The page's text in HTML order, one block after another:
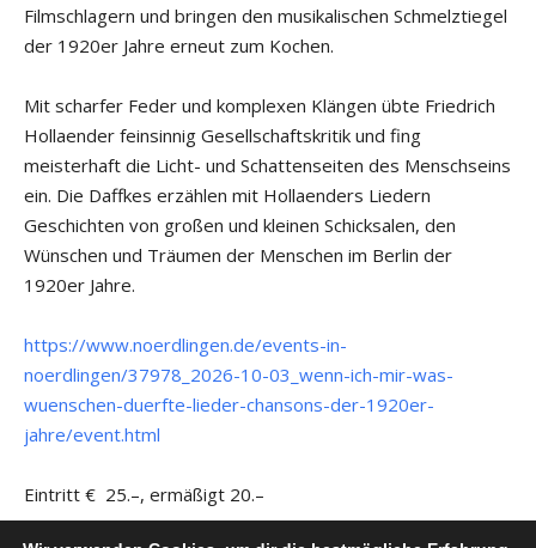
Filmschlagern und bringen den musikalischen Schmelztiegel
der 1920er Jahre erneut zum Kochen.
Mit scharfer Feder und komplexen Klängen übte Friedrich
Hollaender feinsinnig Gesellschaftskritik und fing
meisterhaft die Licht- und Schattenseiten des Menschseins
ein. Die Daffkes erzählen mit Hollaenders Liedern
Geschichten von großen und kleinen Schicksalen, den
Wünschen und Träumen der Menschen im Berlin der
1920er Jahre.
https://www.noerdlingen.de/events-in-
noerdlingen/37978_2026-10-03_wenn-ich-mir-was-
wuenschen-duerfte-lieder-chansons-der-1920er-
jahre/event.html
Eintritt € 25.–, ermäßigt 20.–